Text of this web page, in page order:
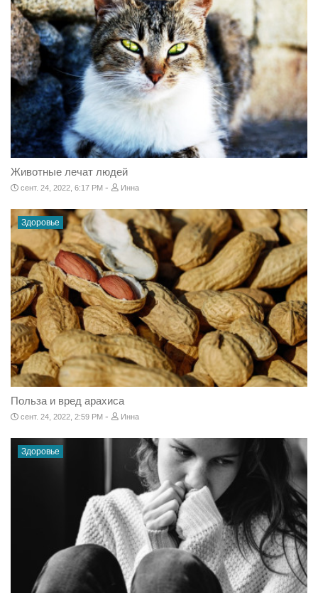
Животные лечат людей
сент. 24, 2022, 6:17 PM - Инна
Здоровье
Польза и вред арахиса
сент. 24, 2022, 2:59 PM - Инна
Здоровье